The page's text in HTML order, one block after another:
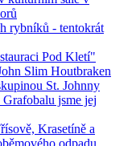
rybníků - tentokrát
Pod Kletí"
Slim Houtbraken
St. Johnny
jsme jej
Krasetíně a
odpadu